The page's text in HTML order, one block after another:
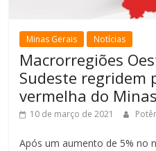
Minas Gerais Notícias
Macrorregiões
Sudeste regridem
vermelha do
10 de março de 2021
Após um aumento de 5% no